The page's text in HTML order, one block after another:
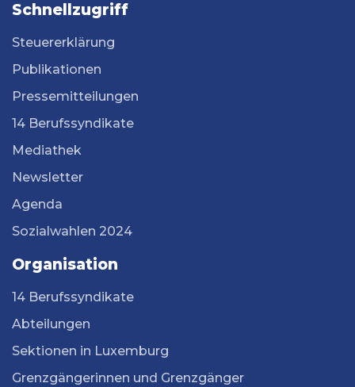
Schnellzugriff
Steuererklärung
Publikationen
Pressemitteilungen
14 Berufssyndikate
Mediathek
Newsletter
Agenda
Sozialwahlen 2024
Organisation
14 Berufssyndikate
Abteilungen
Sektionen in Luxemburg
Grenzgängerinnen und Grenzgänger